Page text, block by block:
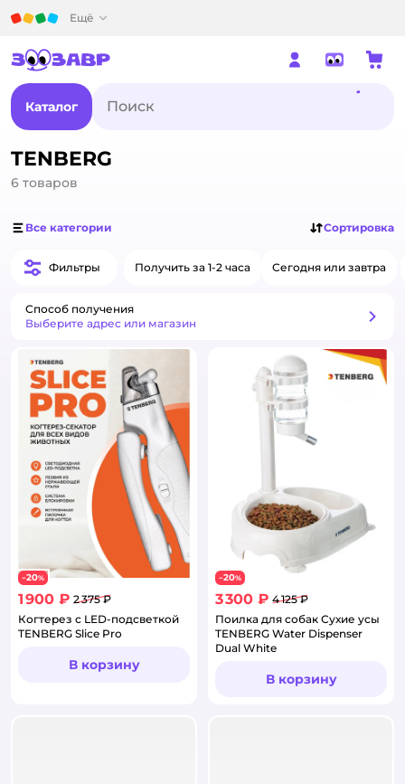
Ещё
Каталог
TENBERG
6 товаров
Все категории Сортировка
Фильтры Получить за 1-2 часа Сегодня или завтра
Способ получения
Выберите адрес или магазин
−20%
1 900 ₽ 2 375 ₽
Когтерез с LED-подсветкой
TENBERG Slice Pro
В корзину
−20%
3 300 ₽ 4 125 ₽
Поилка для собак Сухие усы
TENBERG Water Dispenser
Dual White
В корзину